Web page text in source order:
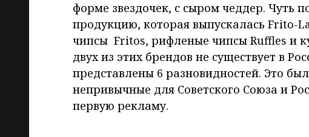
форме звездочек, с сыром чеддер. Чуть
продукцию, которая выпускалась Frito-
чипсы Fritos, рифленые чипсы Ruffles и
двух из этих брендов не существует в
представлены 6 разновидностей. Это
непривычные для Советского Союза и
первую рекламу.